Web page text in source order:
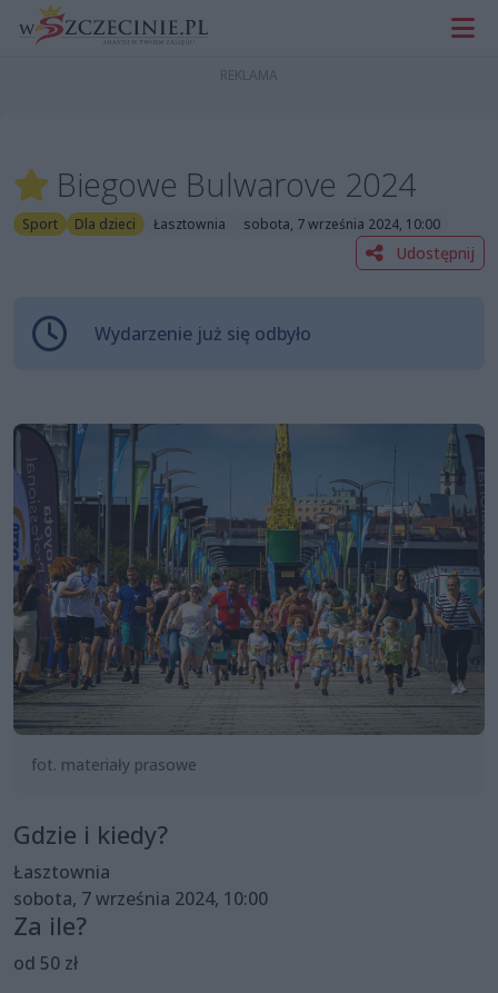
Biegowe Bulwarove 2024
Sport Dla dzieci Łasztownia sobota, 7 września 2024, 10:00
Udostępnij
Wydarzenie już się odbyło
fot. materiały prasowe
Gdzie i kiedy?
Łasztownia
sobota, 7 września 2024, 10:00
Za ile?
od 50 zł